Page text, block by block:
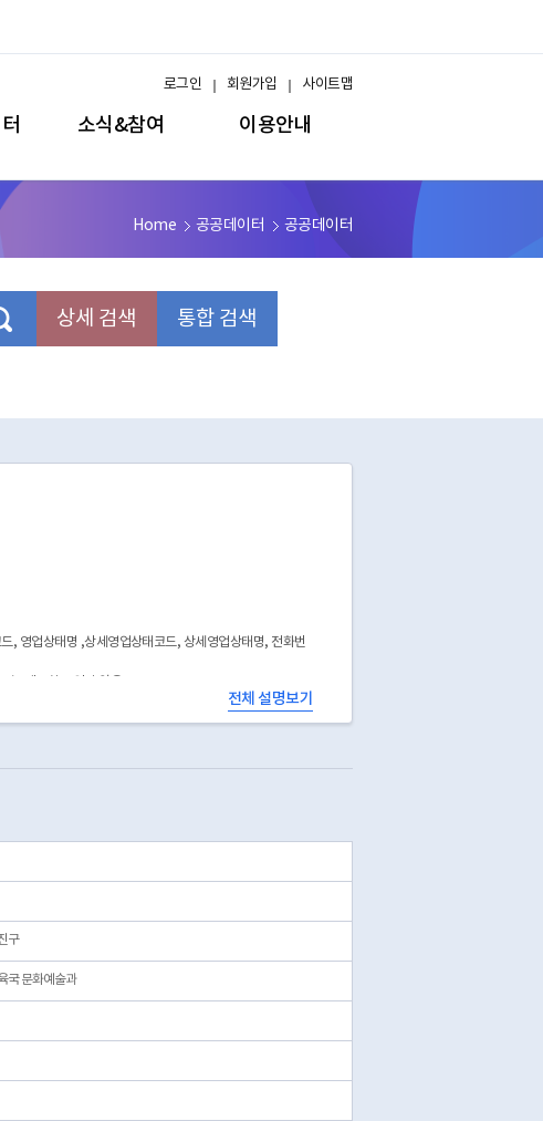
소식&참여 이용안내
로그인 회원가입 사이트맵
Home 공공데이터 공공데이터
상세 검색 통합 검색
, 영업상태명 ,상세영업상태코드, 상세영업상태명, 전화번
전체 설명보기
구
국 문화예술과